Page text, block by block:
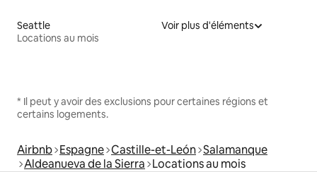
Seattle
Locations au mois
Voir plus d'éléments
* Il peut y avoir des exclusions pour certaines régions et
certains logements.
Airbnb Espagne Castille-et-León Salamanque
Aldeanueva de la Sierra Locations au mois